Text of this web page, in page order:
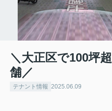
＼大正区で100坪
舗／
テナント情報 2025.06.09